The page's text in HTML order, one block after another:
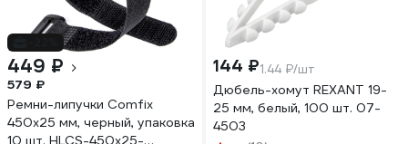
449 ₽
579 ₽
Ремни-липучки Comfix
450x25 мм, черный, упаковка
10 шт. HLCS-450х25-
144 ₽1.44 ₽/шт
Дюбель-хомут REXANT 19-
25 мм, белый, 100 шт. 07-
4503